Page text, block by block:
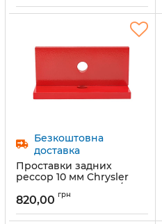
Безкоштовна
доставка
Проставки задних
рессор 10 мм Chrysler
Voyager (1029-15-020/10)
Артикул: 1029-15-020/10
820,00 грн